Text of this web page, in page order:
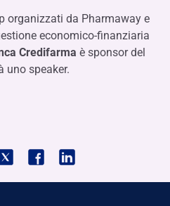
organizzati da Pharmaway e
economico-finanziaria
Credifarma è sponsor del
uno speaker.